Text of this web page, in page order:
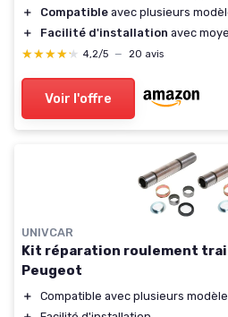
＋
Compatible avec plusieurs
＋
Facilité d'installation avec
★★★★★
★★★★★ 4,2/5 — 20 avis
Voir l'offre
UNIVCAR
Kit réparation roulement
Peugeot
＋
Compatible avec plusieurs